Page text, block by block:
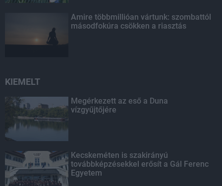
Amire többmillióan vártunk: szombattól
másodfokúra csökken a riasztás
KIEMELT
Megérkezett az eső a Duna
vízgyűjtőjére
Kecskeméten is szakirányú
továbbképzésekkel erősít a Gál Ferenc
Egyetem